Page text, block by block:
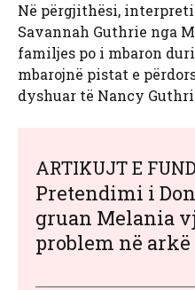
Në përgjithësi,
Savannah Guthrie nga
familjes po i mbaron
mbarojnë pistat e
dyshuar të Nancy
ARTIKUJT E
Pretendimi i
gruan Melania
problem në arkë